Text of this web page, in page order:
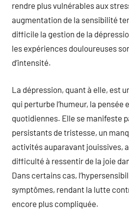
rendre plus vulnérables aux
augmentation de la sensibilité
difficile la gestion de la
les expériences douloureuses
d’intensité.
La dépression, quant à elle, est
qui perturbe l’humeur, la pensée
quotidiennes. Elle se manifeste
persistants de tristesse, un
activités auparavant jouissives,
difficulté à ressentir de la joie
Dans certains cas,
symptômes, rendant la lutte
encore plus compliquée.